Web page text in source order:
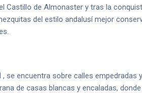
Castillo de Almonaster y tras la
del estilo andalusí mejor
se encuentra sobre calles empedradas
de casas blancas y encaladas,